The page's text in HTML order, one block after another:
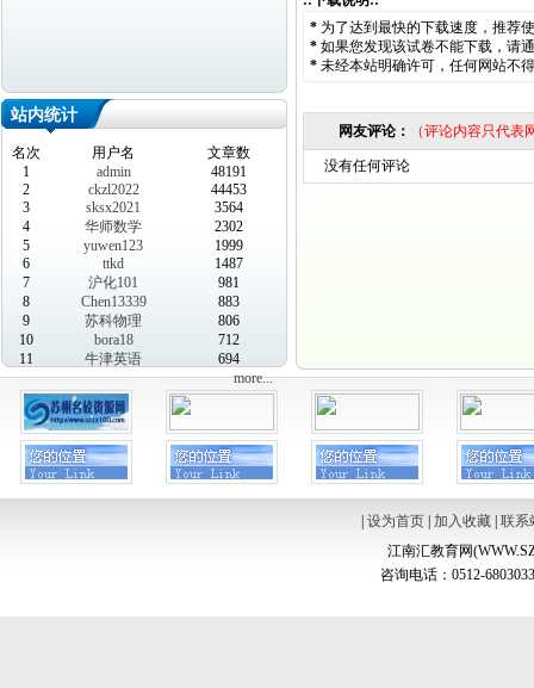
站内统计
名次 用户名
文章数
1
admin
48191
2
ckzl2022
44453
3
sksx2021
3564
4
华师数学
2302
5
yuwen123
1999
6
ttkd
1487
7
沪化101
981
8
Chen13339
883
9
苏科物理
806
10
bora18
712
11
牛津英语
694
more...
* 为了达到最快的下载速度，推荐
* 如果您发现该试卷不能下载，请
* 未经本站明确许可，任何网站不
网友评论： （评论内容只代
没有任何评论
设为首页| 加入收藏| 联系
江南汇教育网
咨询电话：0512-